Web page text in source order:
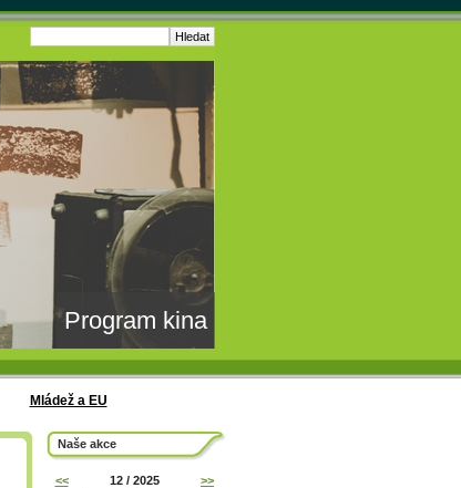
Program kina
Mládež a EU
Naše akce
<< 12 / 2025
>>